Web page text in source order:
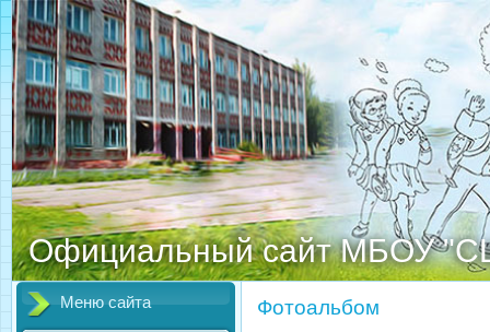
Официальный сайт МБОУ
Меню сайта Фотоальбом